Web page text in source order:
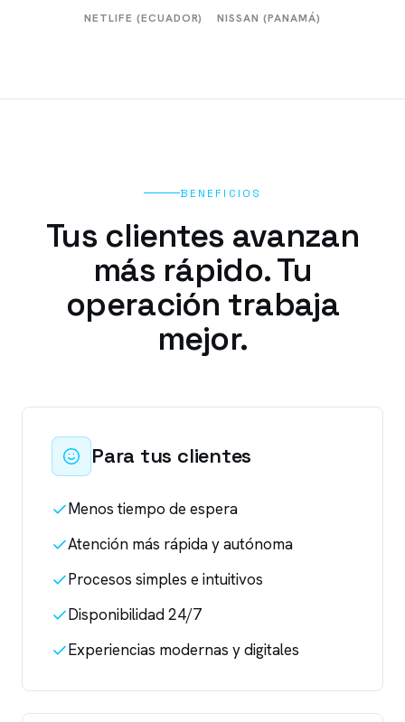
NETLIFE (ECUADOR) NISSAN (PANAMÁ)
BENEFICIOS
Tus clientes avanzan
más rápido. Tu
operación trabaja
mejor.
Para tus clientes
Menos tiempo de espera
Atención más rápida y autónoma
Procesos simples e intuitivos
Disponibilidad 24/7
Experiencias modernas y digitales